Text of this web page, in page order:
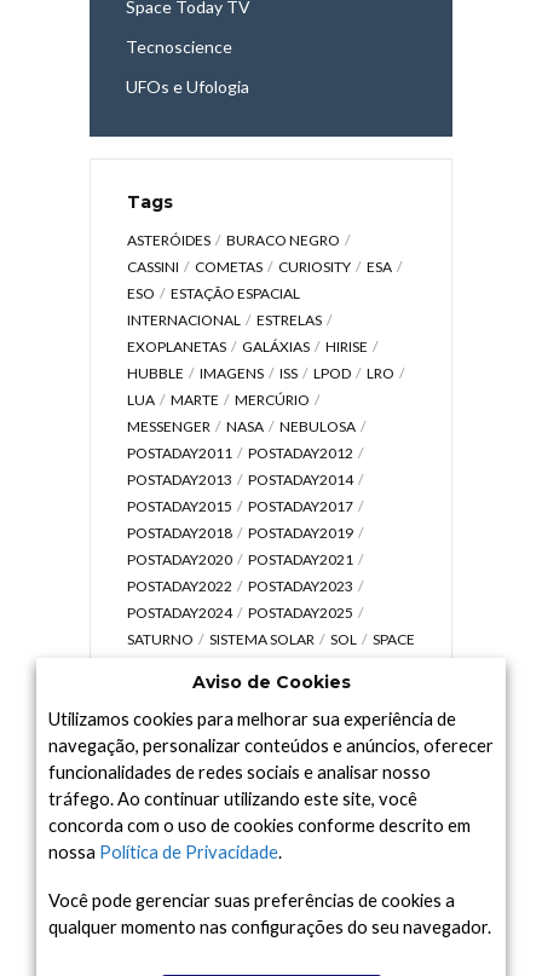
Space Today TV
Tecnoscience
UFOs e Ufologia
Tags
ASTERÓIDES
BURACO NEGRO
CASSINI
COMETAS CURIOSITY
ESA
ESO
ESTAÇÃO ESPACIAL
INTERNACIONAL
ESTRELAS
EXOPLANETAS
GALÁXIAS
HIRISE
HUBBLE
IMAGENS ISS LPOD
LRO
LUA
MARTE
MERCÚRIO
MESSENGER
NASA
NEBULOSA
POSTADAY2011
POSTADAY2012
POSTADAY2013
POSTADAY2014
POSTADAY2015
POSTADAY2017
POSTADAY2018
POSTADAY2019
POSTADAY2020
POSTADAY2021
POSTADAY2022
POSTADAY2023
POSTADAY2024
POSTADAY2025
SATURNO
SISTEMA SOLAR SOL
SPACE
UNIVERSO
VÍDEO
Arquivo
Arquivo
Aviso de Cookies
Utilizamos cookies para melhorar sua experiência de
navegação, personalizar conteúdos e anúncios, oferecer
funcionalidades de redes sociais e analisar nosso
tráfego. Ao continuar utilizando este site, você
concorda com o uso de cookies conforme descrito em
nossa Política de Privacidade.
Você pode gerenciar suas preferências de cookies a
qualquer momento nas configurações do seu navegador.